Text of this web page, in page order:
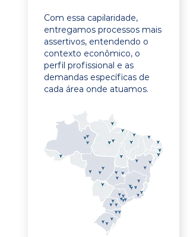
Com essa capilaridade,
entregamos processos mais
assertivos, entendendo o
contexto econômico, o
perfil profissional e as
demandas específicas de
cada área onde atuamos.